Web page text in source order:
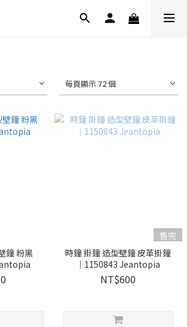
每頁顯示 72 個
鐘 粉黑
售完
時鐘 掛鐘 造型壁鐘 皮革掛鐘
│1150843 Jeantopia
NT$600